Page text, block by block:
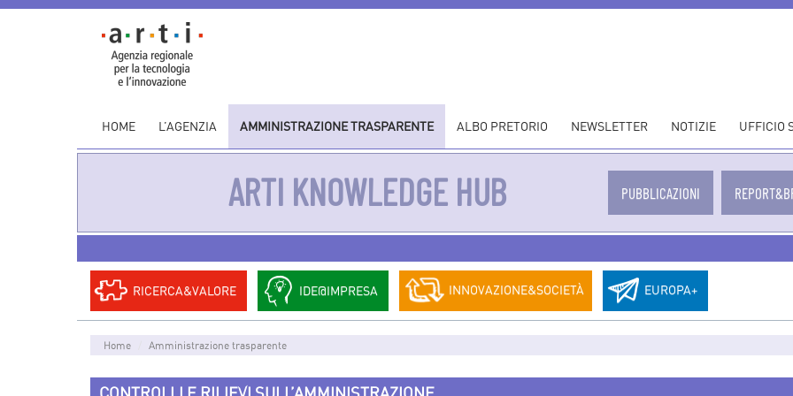
HOME L’AGENZIA AMMINISTRAZIONE TRASPARENTE ALBO PRETORIO NEWSLETTER NOTIZIE UFFICIO
ARTI KNOWLEDGE HUB PUBBLICAZIONI
RICERCA&VALORE IDE@IMPRESA INNOVAZIONE&SOCIETÀ EUROPA+
Home Amministrazione trasparente